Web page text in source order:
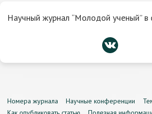
Научный журнал “Молодой ученый” в
Номера журнала Научные конференции